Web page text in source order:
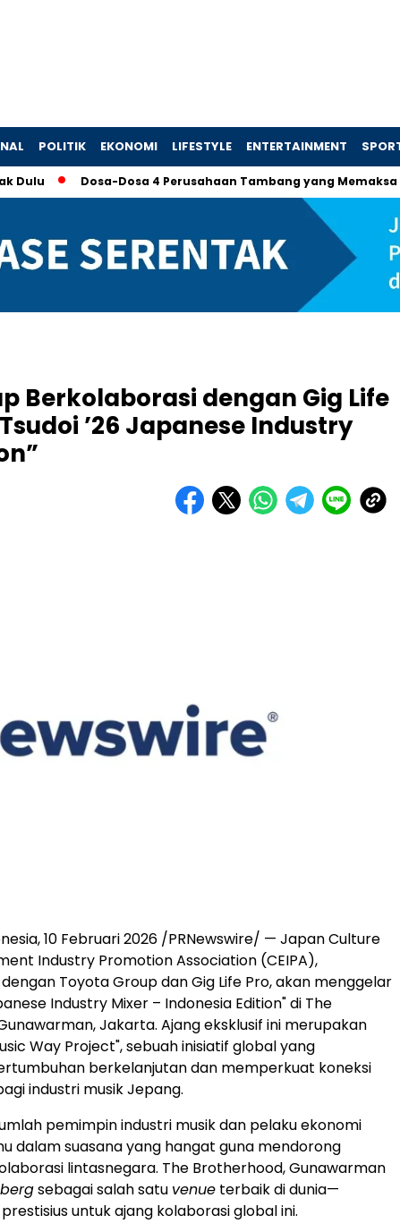
POLITIK EKONOMI LIFESTYLE ENTERTAINMENT
Dosa-Dosa 4 Perusahaan Tambang yang Memaksa
Berkolaborasi dengan Gig Life
’26 Japanese Industry
10 Februari 2026 /PRNewswire/ — Japan Culture
Industry Promotion Association (CEIPA),
Toyota Group dan Gig Life Pro, akan menggelar
Industry Mixer – Indonesia Edition" di The
Jakarta. Ajang eksklusif ini merupakan
Way Project", sebuah inisiatif global yang
berkelanjutan dan memperkuat koneksi
industri musik Jepang.
pemimpin industri musik dan pelaku ekonomi
dalam suasana yang hangat guna mendorong
lintasnegara. The Brotherhood, Gunawarman
sebagai salah satu venue terbaik di dunia—
untuk ajang kolaborasi global ini.